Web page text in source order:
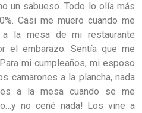
un sabueso. Todo lo olía más
Casi me muero cuando me
la mesa de mi restaurante
el embarazo. Sentía que me
mi cumpleaños, mi esposo
camarones a la plancha, nada
a la mesa cuando se me
no cené nada! Los vine a